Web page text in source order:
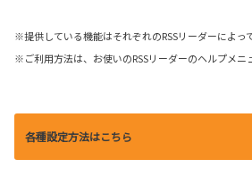
※提供している機能はそれぞれのRSSリーダーによっ
※ご利用方法は、お使いのRSSリーダーのヘルプメニ
各種設定方法はこちら